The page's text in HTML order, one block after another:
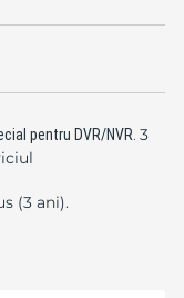
pentru DVR/NVR. 3
(3 ani).